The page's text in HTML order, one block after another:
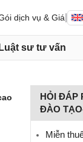
dịch vụ & Giá
Luật sư tư vấn
HỎI ĐÁP
ĐÀO
Miễn